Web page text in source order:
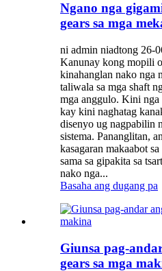
Ngano nga
gears sa mga
ni admin niadtong 26-
Kanunay kong mopili
kinahanglan nako nga
taliwala sa mga shaft
mga anggulo. Kini nga
kay kini naghatag
disenyo ug nagpabilin
sistema. Pananglitan,
kasagaran makaabot
sama sa gipakita sa
nako nga...
Basaha ang dugang pa
Giunsa pag-
gears sa mga